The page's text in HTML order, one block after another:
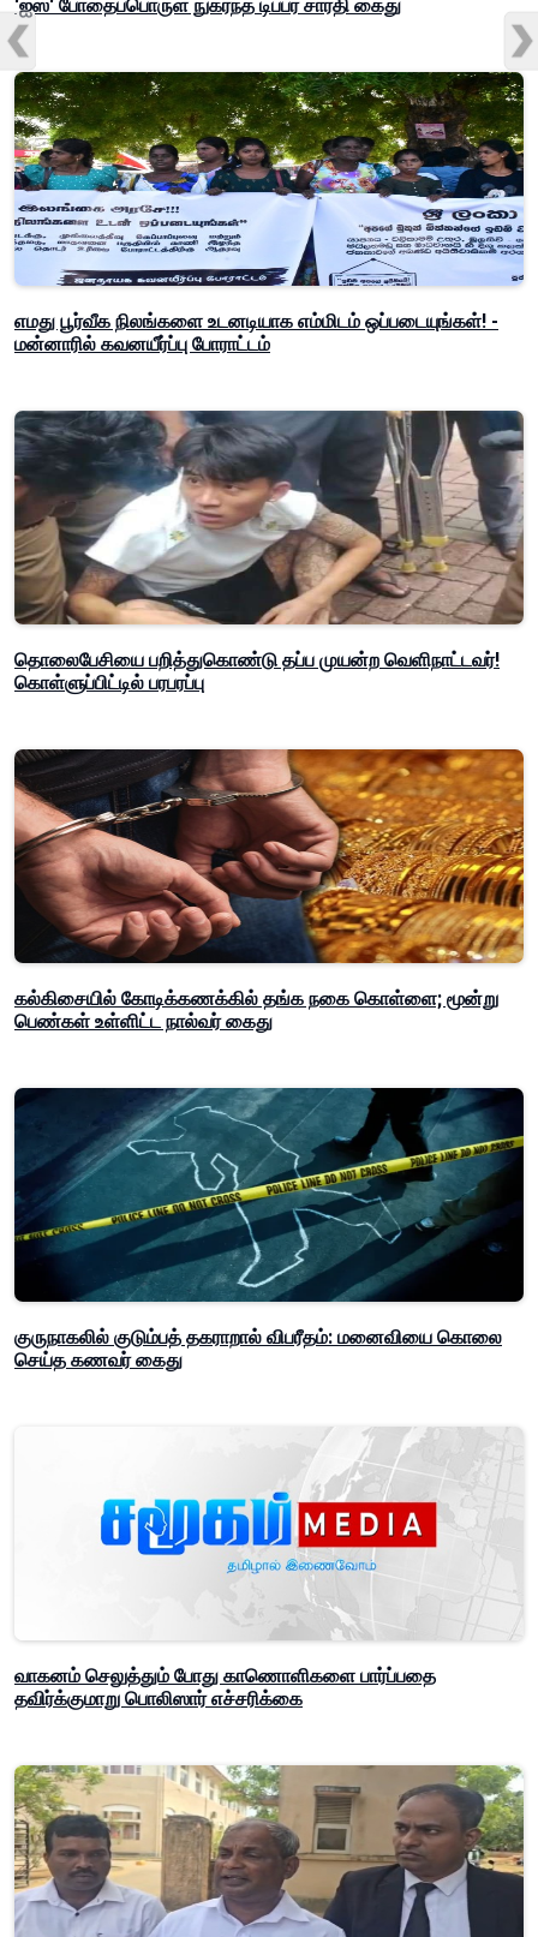
'ஐஸ்' போதைப்பொருள் நுகர்ந்த டிப்பர் சாரதி கைது
எமது பூர்வீக நிலங்களை உடனடியாக எம்மிடம் ஒப்படையுங்கள்! -
மன்னாரில் கவனயீர்ப்பு போராட்டம்
தொலைபேசியை பறித்துகொண்டு தப்ப முயன்ற வெளிநாட்டவர்!
கொள்ளுப்பிட்டில் பரபரப்பு
கல்கிசையில் கோடிக்கணக்கில் தங்க நகை கொள்ளை; மூன்று
பெண்கள் உள்ளிட்ட நால்வர் கைது
குருநாகலில் குடும்பத் தகராறால் விபரீதம்: மனைவியை கொலை
செய்த கணவர் கைது
வாகனம் செலுத்தும் போது காணொளிகளை பார்ப்பதை
தவிர்க்குமாறு பொலிஸார் எச்சரிக்கை